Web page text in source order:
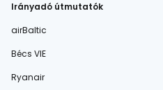
Irányadó útmutatók
airBaltic
Bécs VIE
Ryanair